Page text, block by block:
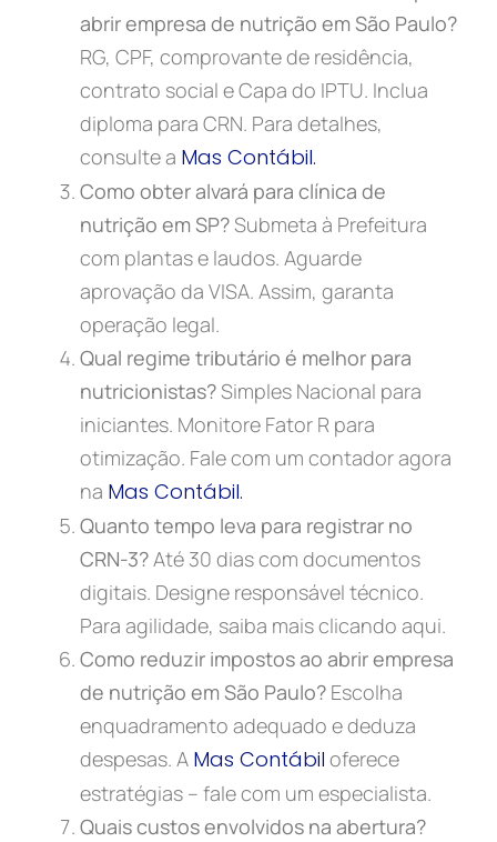
abrir empresa de nutrição em São Paulo?
RG, CPF, comprovante de residência,
contrato social e Capa do IPTU. Inclua
diploma para CRN. Para detalhes,
consulte a Mas Contábil.
Como obter alvará para clínica de
nutrição em SP? Submeta à Prefeitura
com plantas e laudos. Aguarde
aprovação da VISA. Assim, garanta
operação legal.
Qual regime tributário é melhor para
nutricionistas? Simples Nacional para
iniciantes. Monitore Fator R para
otimização. Fale com um contador agora
na Mas Contábil.
Quanto tempo leva para registrar no
CRN-3?Até 30 dias com documentos
digitais. Designe responsável técnico.
Para agilidade, saiba mais clicando aqui.
Como reduzir impostos ao abrir empresa
de nutrição em São Paulo? Escolha
enquadramento adequado e deduza
despesas. A Mas Contábil oferece
estratégias – fale com um especialista.
Quais custos envolvidos na abertura?